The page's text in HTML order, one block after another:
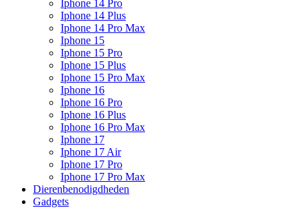
Iphone 14 Pro
Iphone 14 Plus
Iphone 14 Pro Max
Iphone 15
Iphone 15 Pro
Iphone 15 Plus
Iphone 15 Pro Max
Iphone 16
Iphone 16 Pro
Iphone 16 Plus
Iphone 16 Pro Max
Iphone 17
Iphone 17 Air
Iphone 17 Pro
Iphone 17 Pro Max
Dierenbenodigdheden
Gadgets